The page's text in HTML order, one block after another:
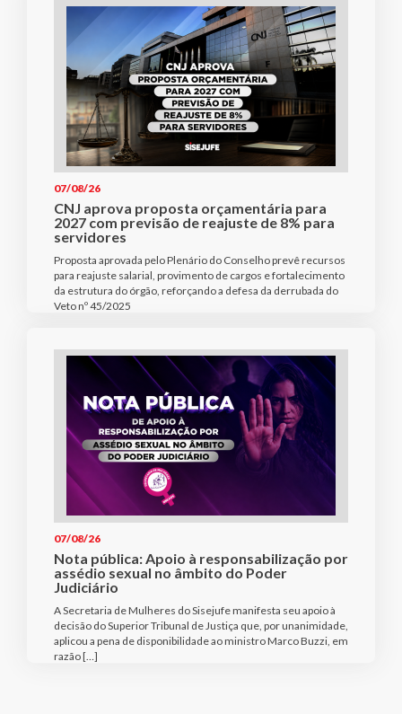
07/08/26
CNJ aprova proposta orçamentária para
2027 com previsão de reajuste de 8% para
servidores
Proposta aprovada pelo Plenário do Conselho prevê recursos
para reajuste salarial, provimento de cargos e fortalecimento
da estrutura do órgão, reforçando a defesa da derrubada do
Veto nº 45/2025
07/08/26
Nota pública: Apoio à responsabilização por
assédio sexual no âmbito do Poder
Judiciário
A Secretaria de Mulheres do Sisejufe manifesta seu apoio à
decisão do Superior Tribunal de Justiça que, por unanimidade,
aplicou a pena de disponibilidade ao ministro Marco Buzzi, em
razão […]